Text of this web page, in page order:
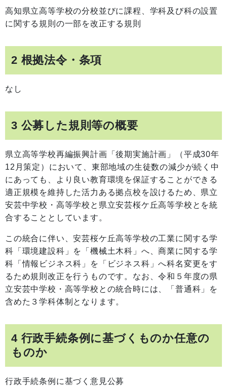
高知県立高等学校の分校並びに課程、学科及び科の設置
に関する規則の一部を改正する規則
2 根拠法令・条項
なし
3 公募した規則等の概要
県立高等学校再編振興計画「後期実施計画」（平成30年
12月策定）において、東部地域の生徒数の減少が続く中
にあっても、より良い教育環境を保証することができる
適正規模を維持した活力ある拠点校を設けるため、県立
安芸中学校・高等学校と県立安芸桜ケ丘高等学校とを統
合することとしています。
この統合に伴い、安芸桜ケ丘高等学校の工業に関する学
科「環境建設科」を「機械土木科」へ、商業に関する学
科「情報ビジネス科」を「ビジネス科」へ科名変更をす
るため規則改正を行うものです。なお、令和５年度の県
立安芸中学校・高等学校との統合時には、「普通科」を
含めた３学科体制となります。
4 行政手続条例に基づくものか任意の
ものか
行政手続条例に基づく意見公募